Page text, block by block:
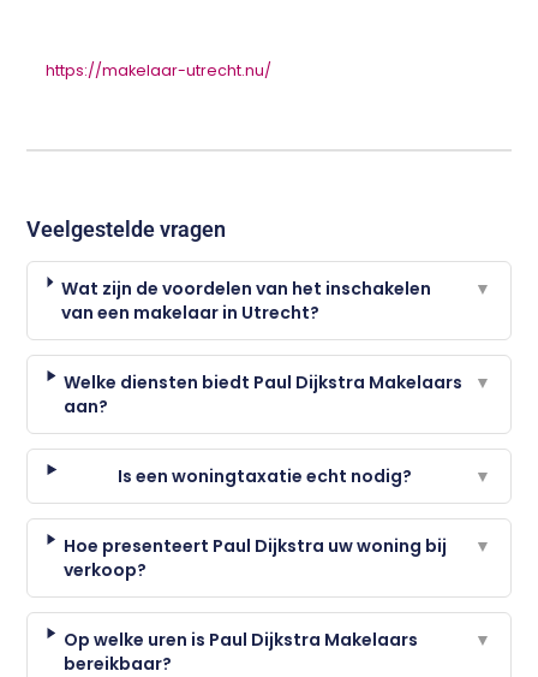
https://makelaar-utrecht.nu/
Veelgestelde vragen
Wat zijn de voordelen van het inschakelen
van een makelaar in Utrecht?
▼
Welke diensten biedt Paul Dijkstra Makelaars
aan?
▼
Is een woningtaxatie echt nodig? ▼
Hoe presenteert Paul Dijkstra uw woning bij
verkoop?
▼
Op welke uren is Paul Dijkstra Makelaars
bereikbaar?
▼